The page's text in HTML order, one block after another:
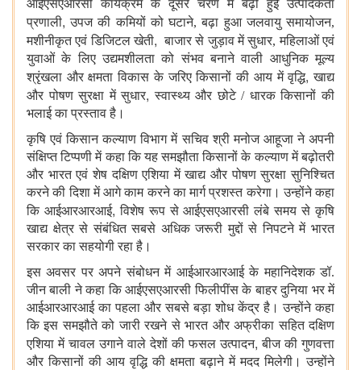
आईएसएआरसी कार्यक्रम के दूसरे चरण में बढ़ी हुई उत्पादकता
प्रणाली,उपज की कमियों को घटाने, बढ़ा हुआ जलवायु समायोजन,
मशीनीकृत एवं डिजिटल खेती,बाजार से जुड़ाव में सुधार, महिलाओं एवं
युवाओं के लिए उद्यमशीलता को संभव बनाने वाली आधुनिक मूल्य
श्रृंखला और क्षमता विकास के जरिए किसानों की आय में वृद्धि,खाद्य
और पोषण सुरक्षा में सुधार,स्वास्थ्य और छोटे / धारक किसानों की
भलाई का प्रस्ताव है।
कृषि एवं किसान कल्याण विभाग में सचिव श्री मनोज आहूजा ने अपनी
संक्षिप्त टिप्पणी में कहा कि यह समझौता किसानों के कल्याण में बढ़ोतरी
और भारत एवं शेष दक्षिण एशिया में खाद्य और पोषण सुरक्षा सुनिश्चित
करने की दिशा में आगे काम करने का मार्ग प्रशस्त करेगा। उन्होंने कहा
कि आईआरआरआई,विशेष रूप से आईएसएआरसी लंबे समय से कृषि
खाद्य क्षेत्र से संबंधित सबसे अधिक जरूरी मुद्दों से निपटने में भारत
सरकार का सहयोगी रहा है।
इस अवसर पर अपने संबोधन में आईआरआरआई के महानिदेशक डॉ.
जीन बाली ने कहा कि आईएसएआरसी फिलीपींस के बाहर दुनिया भर में
आईआरआरआई का पहला और सबसे बड़ा शोध केंद्र है। उन्होंने कहा
कि इस समझौते को जारी रखने से भारत और अफ्रीका सहित दक्षिण
एशिया में चावल उगाने वाले देशों की फसल उत्पादन,बीज की गुणवत्ता
और किसानों की आय वृद्धि की क्षमता बढ़ाने में मदद मिलेगी। उन्होंने